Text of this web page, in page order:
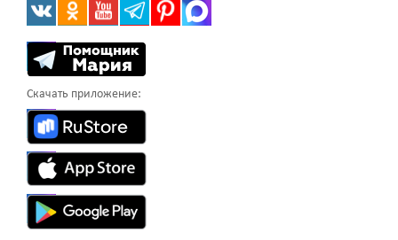
Скачать приложение: